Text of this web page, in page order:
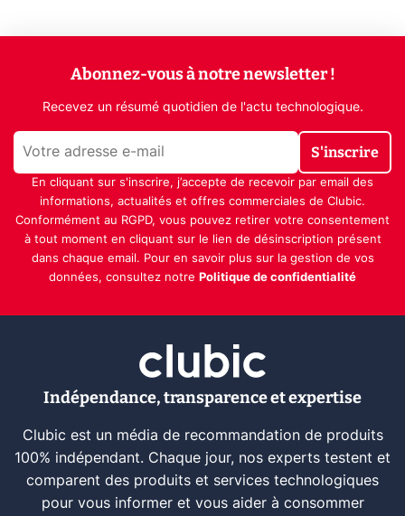
Abonnez-vous à notre newsletter !
Recevez un résumé quotidien de l'actu technologique.
S'inscrire
En cliquant sur s'inscrire, j’accepte de recevoir par email des
informations, actualités et offres commerciales de Clubic.
Conformément au RGPD, vous pouvez retirer votre consentement
à tout moment en cliquant sur le lien de désinscription présent
dans chaque email. Pour en savoir plus sur la gestion de vos
données, consultez notre Politique de confidentialité
Indépendance, transparence et expertise
Clubic est un média de recommandation de produits
100% indépendant. Chaque jour, nos experts testent et
comparent des produits et services technologiques
pour vous informer et vous aider à consommer